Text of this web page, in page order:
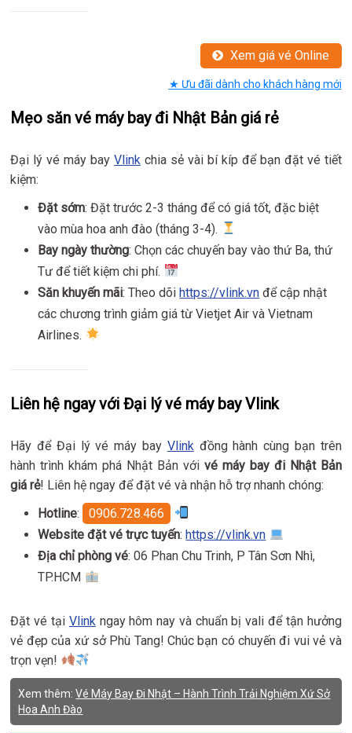
Xem giá vé Online
★ Ưu đãi dành cho khách hàng mới
Mẹo săn vé máy bay đi Nhật Bản giá rẻ
Đại lý vé máy bayVlink chia sẻ vài bí kíp để bạn đặt vé tiết
kiệm:
Đặt sớm: Đặt trước 2-3 tháng để có giá tốt, đặc biệt
vào mùa hoa anh đào (tháng 3-4).
Bay ngày thường: Chọn các chuyến bay vào thứ Ba, thứ
Tư để tiết kiệm chi phí.
Săn khuyến mãi: Theo dõihttps://vlink.vn để cập nhật
các chương trình giảm giá từ Vietjet Air và Vietnam
Airlines.
Liên hệ ngay với Đại lý vé máy bay Vlink
Hãy để Đại lý vé máy bay Vlinkđồng hành cùng bạn trên
hành trình khám phá Nhật Bản với vé máy bay đi Nhật Bản
giá rẻ! Liên hệ ngay để đặt vé và nhận hỗ trợ nhanh chóng:
Hotline:
0906.728.466
Website đặt vé trực tuyến:https://vlink.vn
Địa chỉ phòng vé: 06 Phan Chu Trinh, P Tân Sơn Nhì,
TP.HCM
Đặt vé tại Vlinkngay hôm nay và chuẩn bị vali để tận hưởng
vẻ đẹp của xứ sở Phù Tang! Chúc bạn có chuyến đi vui vẻ và
trọn vẹn!
Xem thêm:Vé Máy Bay Đi Nhật – Hành Trình Trải Nghiệm Xứ Sở
Hoa Anh Đào